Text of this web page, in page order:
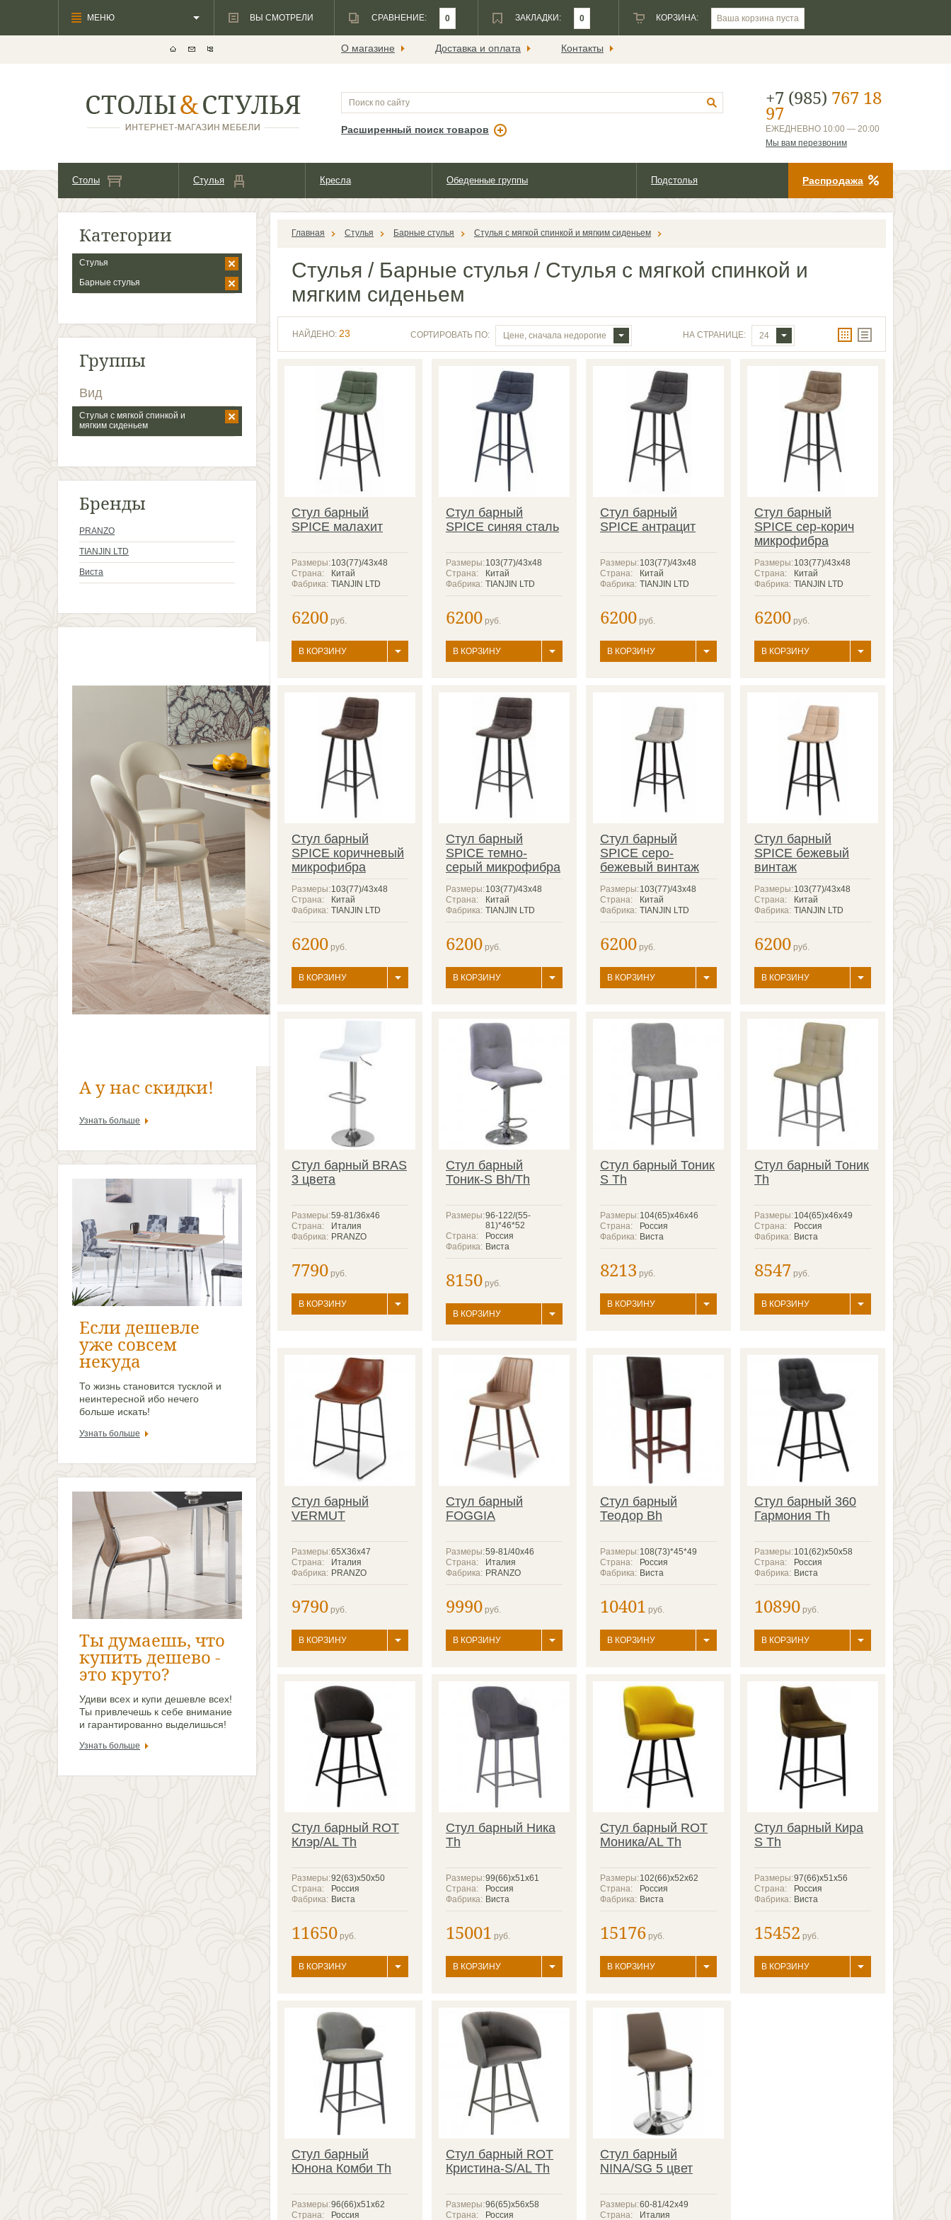
О магазине Доставка и оплата Контакты
+7 (985) 767 18
97
ЕЖЕДНЕВНО 10:00 — 20:00
Мы вам перезвоним
Расширенный поиск товаров
Столы Стулья Кресла Обеденные группы Подстолья Распродажа
Категории
Стулья
Барные стулья
Группы
Вид
Стулья с мягкой спинкой и
мягким сиденьем
Бренды
PRANZO
TIANJIN LTD
Виста
А у нас скидки!
Узнать больше
Если дешевле
уже совсем
некуда
То жизнь становится тусклой и
неинтересной ибо нечего
больше искать!
Узнать больше
Ты думаешь, что
купить дешево -
это круто?
Удиви всех и купи дешевле всех!
Ты привлечешь к себе внимание
и гарантированно выделишься!
Узнать больше
Главная Стулья Барные стулья Стулья с мягкой спинкой и мягким сиденьем
Стулья /Барные стулья /Стулья с мягкой спинкой и
мягким сиденьем
НАЙДЕНО: 23 СОРТИРОВАТЬ ПО: Цене, сначала недорогие НА СТРАНИЦЕ: 24
Стул барный
SPICE малахит
103(77)/43х48
Размеры:
Китай
Страна:
TIANJIN LTD
Фабрика:
6200 руб.
В КОРЗИНУ
Стул барный
SPICE синяя сталь
103(77)/43х48
Размеры:
Китай
Страна:
TIANJIN LTD
Фабрика:
6200 руб.
В КОРЗИНУ
Стул барный
SPICE антрацит
103(77)/43х48
Размеры:
Китай
Страна:
TIANJIN LTD
Фабрика:
6200 руб.
В КОРЗИНУ
Стул барный
SPICE сер-корич
микрофибра
103(77)/43х48
Размеры:
Китай
Страна:
TIANJIN LTD
Фабрика:
6200 руб.
В КОРЗИНУ
Стул барный
SPICE коричневый
микрофибра
103(77)/43х48
Размеры:
Китай
Страна:
TIANJIN LTD
Фабрика:
6200 руб.
В КОРЗИНУ
Стул барный
SPICE темно-
серый микрофибра
103(77)/43х48
Размеры:
Китай
Страна:
TIANJIN LTD
Фабрика:
6200 руб.
В КОРЗИНУ
Стул барный
SPICE серо-
бежевый винтаж
103(77)/43х48
Размеры:
Китай
Страна:
TIANJIN LTD
Фабрика:
6200 руб.
В КОРЗИНУ
Стул барный
SPICE бежевый
винтаж
103(77)/43х48
Размеры:
Китай
Страна:
TIANJIN LTD
Фабрика:
6200 руб.
В КОРЗИНУ
Стул барный BRAS
3 цвета
59-81/36х46
Размеры:
Италия
Страна:
PRANZO
Фабрика:
7790 руб.
В КОРЗИНУ
Стул барный
Тоник-S Bh/Th
96-122/(55-
81)*46*52
Размеры:
Россия
Страна:
Виста
Фабрика:
8150 руб.
В КОРЗИНУ
Стул барный Тоник
S Th
104(65)х46х46
Размеры:
Россия
Страна:
Виста
Фабрика:
8213 руб.
В КОРЗИНУ
Стул барный Тоник
Th
104(65)х46х49
Размеры:
Россия
Страна:
Виста
Фабрика:
8547 руб.
В КОРЗИНУ
Стул барный
VERMUT
65Х36х47
Размеры:
Италия
Страна:
PRANZO
Фабрика:
9790 руб.
В КОРЗИНУ
Стул барный
FOGGIA
59-81/40х46
Размеры:
Италия
Страна:
PRANZO
Фабрика:
9990 руб.
В КОРЗИНУ
Стул барный
Теодор Bh
108(73)*45*49
Размеры:
Россия
Страна:
Виста
Фабрика:
10401 руб.
В КОРЗИНУ
Стул барный 360
Гармония Th
101(62)х50х58
Размеры:
Россия
Страна:
Виста
Фабрика:
10890 руб.
В КОРЗИНУ
Стул барный ROT
Клэр/AL Th
92(63)х50х50
Размеры:
Россия
Страна:
Виста
Фабрика:
11650 руб.
В КОРЗИНУ
Стул барный Ника
Th
99(66)x51x61
Размеры:
Россия
Страна:
Виста
Фабрика:
15001 руб.
В КОРЗИНУ
Стул барный ROT
Моника/AL Th
102(66)х52х62
Размеры:
Россия
Страна:
Виста
Фабрика:
15176 руб.
В КОРЗИНУ
Стул барный Кира
S Th
97(66)x51x56
Размеры:
Россия
Страна:
Виста
Фабрика:
15452 руб.
В КОРЗИНУ
Стул барный
Юнона Комби Th
96(66)x51x62
Размеры:
Россия
Страна:
Стул барный ROT
Кристина-S/AL Th
96(65)х56х58
Размеры:
Россия
Страна:
Стул барный
NINA/SG 5 цвет
60-81/42х49
Размеры:
Италия
Страна:
МЕНЮ ВЫ СМОТРЕЛИ СРАВНЕНИЕ: 0 ЗАКЛАДКИ: 0 КОРЗИНА: Ваша корзина пуста